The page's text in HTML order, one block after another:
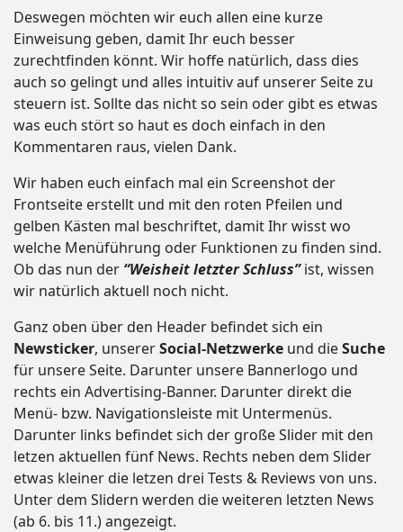
Deswegen möchten wir euch allen eine kurze
Einweisung geben, damit Ihr euch besser
zurechtfinden könnt. Wir hoffe natürlich, dass dies
auch so gelingt und alles intuitiv auf unserer Seite zu
steuern ist. Sollte das nicht so sein oder gibt es etwas
was euch stört so haut es doch einfach in den
Kommentaren raus, vielen Dank.
Wir haben euch einfach mal ein Screenshot der
Frontseite erstellt und mit den roten Pfeilen und
gelben Kästen mal beschriftet, damit Ihr wisst wo
welche Menüführung oder Funktionen zu finden sind.
Ob das nun der “Weisheit letzter Schluss”ist, wissen
wir natürlich aktuell noch nicht.
Ganz oben über den Header befindet sich ein
Newsticker, unsererSocial-Netzwerke und dieSuche
für unsere Seite. Darunter unsere Bannerlogo und
rechts ein Advertising-Banner. Darunter direkt die
Menü- bzw. Navigationsleiste mit Untermenüs.
Darunter links befindet sich der große Slider mit den
letzen aktuellen fünf News. Rechts neben dem Slider
etwas kleiner die letzen drei Tests & Reviews von uns.
Unter dem Slidern werden die weiteren letzten News
(ab 6. bis 11.) angezeigt.